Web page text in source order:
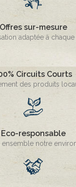
Offres sur-mesure
adaptée à
Circuits Courts
des produits
Eco-responsable
ensemble notre